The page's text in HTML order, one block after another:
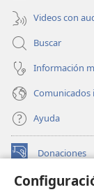
Videos con
Buscar
Información
Comunicados
Ayuda
Donaciones
(abre
nueva